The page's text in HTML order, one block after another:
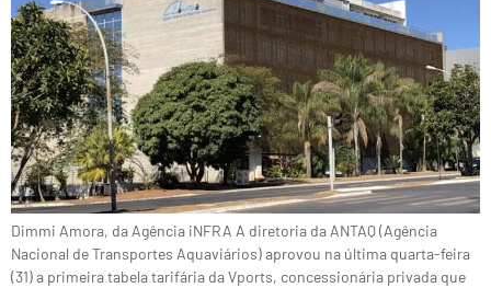
Dimmi Amora, da Agência iNFRA A diretoria da ANTAQ (Agência
Nacional de Transportes Aquaviários) aprovou na última quarta-feira
(31) a primeira tabela tarifária da Vports, concessionária privada que